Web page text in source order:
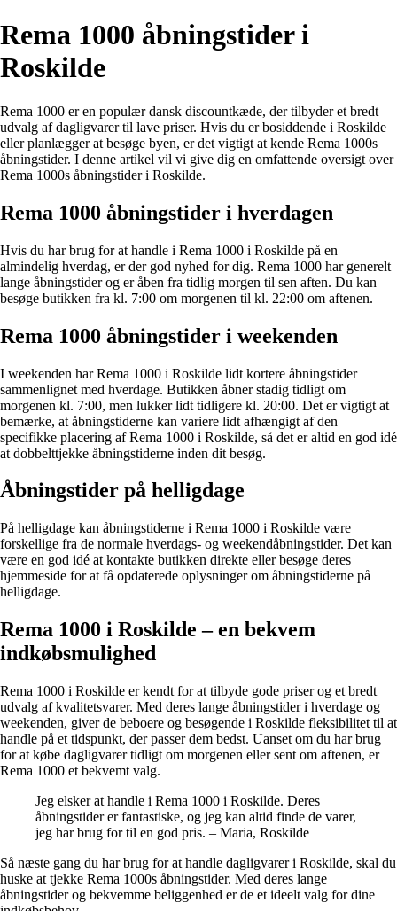
Rema 1000 åbningstider i
Roskilde
Rema 1000 er en populær dansk discountkæde, der tilbyder et bredt
udvalg af dagligvarer til lave priser. Hvis du er bosiddende i Roskilde
eller planlægger at besøge byen, er det vigtigt at kende Rema 1000s
åbningstider. I denne artikel vil vi give dig en omfattende oversigt over
Rema 1000s åbningstider i Roskilde.
Rema 1000 åbningstider i hverdagen
Hvis du har brug for at handle i Rema 1000 i Roskilde på en
almindelig hverdag, er der god nyhed for dig. Rema 1000 har generelt
lange åbningstider og er åben fra tidlig morgen til sen aften. Du kan
besøge butikken fra kl. 7:00 om morgenen til kl. 22:00 om aftenen.
Rema 1000 åbningstider i weekenden
I weekenden har Rema 1000 i Roskilde lidt kortere åbningstider
sammenlignet med hverdage. Butikken åbner stadig tidligt om
morgenen kl. 7:00, men lukker lidt tidligere kl. 20:00. Det er vigtigt at
bemærke, at åbningstiderne kan variere lidt afhængigt af den
specifikke placering af Rema 1000 i Roskilde, så det er altid en god idé
at dobbelttjekke åbningstiderne inden dit besøg.
Åbningstider på helligdage
På helligdage kan åbningstiderne i Rema 1000 i Roskilde være
forskellige fra de normale hverdags- og weekendåbningstider. Det kan
være en god idé at kontakte butikken direkte eller besøge deres
hjemmeside for at få opdaterede oplysninger om åbningstiderne på
helligdage.
Rema 1000 i Roskilde – en bekvem
indkøbsmulighed
Rema 1000 i Roskilde er kendt for at tilbyde gode priser og et bredt
udvalg af kvalitetsvarer. Med deres lange åbningstider i hverdage og
weekenden, giver de beboere og besøgende i Roskilde fleksibilitet til at
handle på et tidspunkt, der passer dem bedst. Uanset om du har brug
for at købe dagligvarer tidligt om morgenen eller sent om aftenen, er
Rema 1000 et bekvemt valg.
Jeg elsker at handle i Rema 1000 i Roskilde. Deres
åbningstider er fantastiske, og jeg kan altid finde de varer,
jeg har brug for til en god pris. – Maria, Roskilde
Så næste gang du har brug for at handle dagligvarer i Roskilde, skal du
huske at tjekke Rema 1000s åbningstider. Med deres lange
åbningstider og bekvemme beliggenhed er de et ideelt valg for dine